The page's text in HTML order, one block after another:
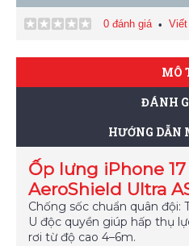
0 đánh giá• Viết
MÔ
ĐÁNH
HƯỚNG DẪN
Ốp lưng iPhone
AeroShield Ultra
Chống sốc chuẩn quân đội:
U độc quyền giúp hấp thụ
rơi từ độ cao 4–6m.